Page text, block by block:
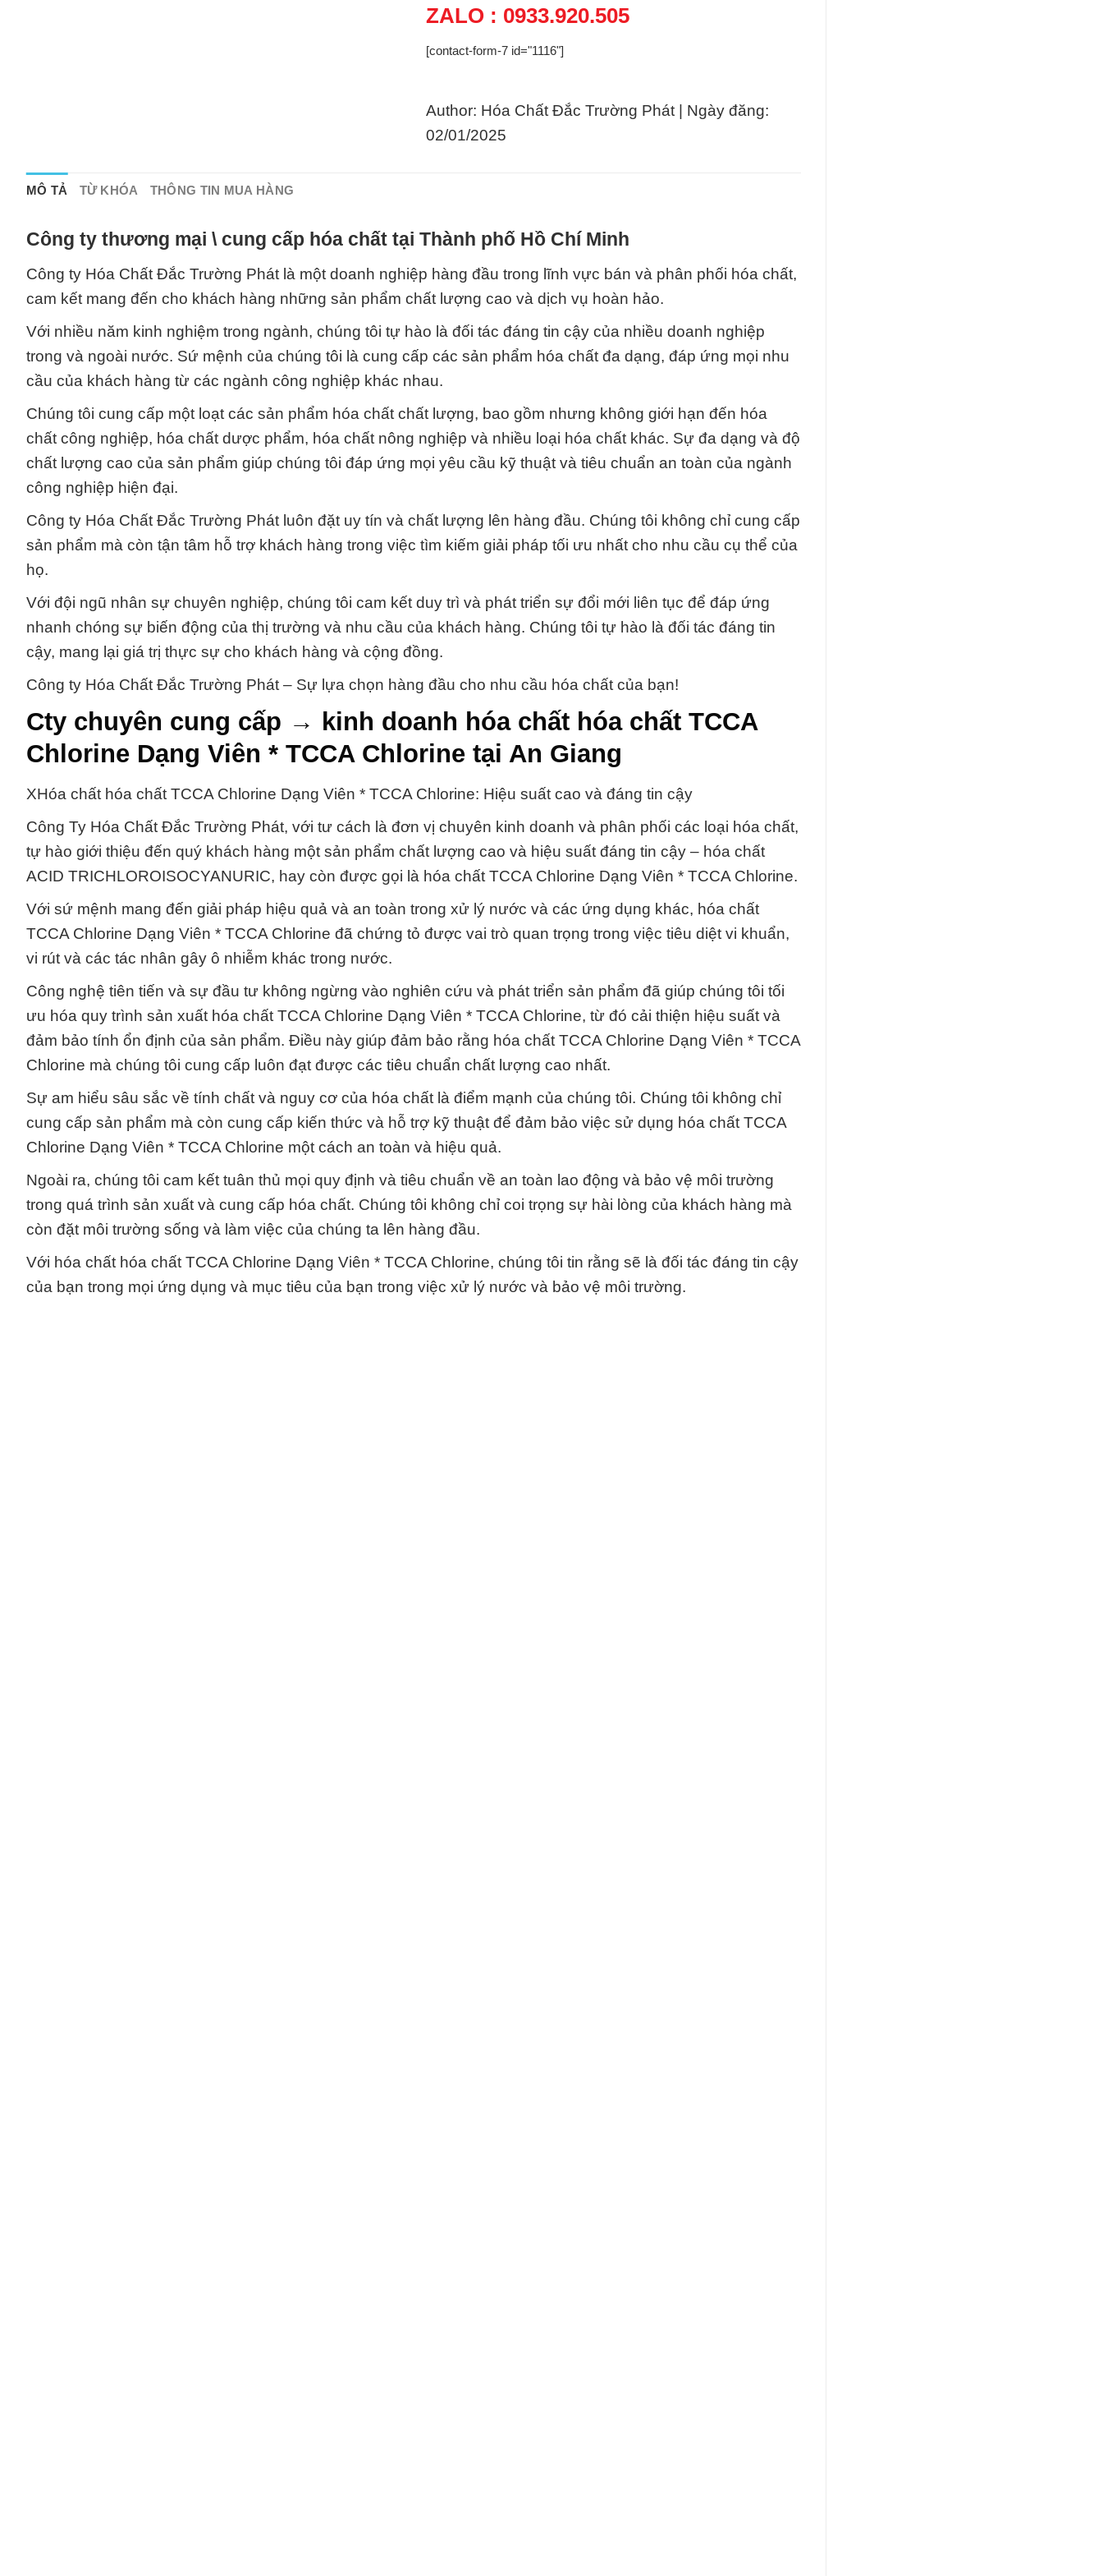
ZALO : 0933.920.505
[contact-form-7 id="1116"]
Author: Hóa Chất Đắc Trường Phát | Ngày đăng:
02/01/2025
MÔ TẢ TỪ KHÓA THÔNG TIN MUA HÀNG
Công ty thương mại \ cung cấp hóa chất tại Thành phố Hồ Chí Minh
Công ty Hóa Chất Đắc Trường Phát là một doanh nghiệp hàng đầu trong lĩnh vực bán và phân phối hóa chất,
cam kết mang đến cho khách hàng những sản phẩm chất lượng cao và dịch vụ hoàn hảo.
Với nhiều năm kinh nghiệm trong ngành, chúng tôi tự hào là đối tác đáng tin cậy của nhiều doanh nghiệp
trong và ngoài nước. Sứ mệnh của chúng tôi là cung cấp các sản phẩm hóa chất đa dạng, đáp ứng mọi nhu
cầu của khách hàng từ các ngành công nghiệp khác nhau.
Chúng tôi cung cấp một loạt các sản phẩm hóa chất chất lượng, bao gồm nhưng không giới hạn đến hóa
chất công nghiệp, hóa chất dược phẩm, hóa chất nông nghiệp và nhiều loại hóa chất khác. Sự đa dạng và độ
chất lượng cao của sản phẩm giúp chúng tôi đáp ứng mọi yêu cầu kỹ thuật và tiêu chuẩn an toàn của ngành
công nghiệp hiện đại.
Công ty Hóa Chất Đắc Trường Phát luôn đặt uy tín và chất lượng lên hàng đầu. Chúng tôi không chỉ cung cấp
sản phẩm mà còn tận tâm hỗ trợ khách hàng trong việc tìm kiếm giải pháp tối ưu nhất cho nhu cầu cụ thể của
họ.
Với đội ngũ nhân sự chuyên nghiệp, chúng tôi cam kết duy trì và phát triển sự đổi mới liên tục để đáp ứng
nhanh chóng sự biến động của thị trường và nhu cầu của khách hàng. Chúng tôi tự hào là đối tác đáng tin
cậy, mang lại giá trị thực sự cho khách hàng và cộng đồng.
Công ty Hóa Chất Đắc Trường Phát – Sự lựa chọn hàng đầu cho nhu cầu hóa chất của bạn!
Cty chuyên cung cấp → kinh doanh hóa chất hóa chất TCCA
Chlorine Dạng Viên * TCCA Chlorine tại An Giang
XHóa chất hóa chất TCCA Chlorine Dạng Viên * TCCA Chlorine: Hiệu suất cao và đáng tin cậy
Công Ty Hóa Chất Đắc Trường Phát, với tư cách là đơn vị chuyên kinh doanh và phân phối các loại hóa chất,
tự hào giới thiệu đến quý khách hàng một sản phẩm chất lượng cao và hiệu suất đáng tin cậy – hóa chất
ACID TRICHLOROISOCYANURIC, hay còn được gọi là hóa chất TCCA Chlorine Dạng Viên * TCCA Chlorine.
Với sứ mệnh mang đến giải pháp hiệu quả và an toàn trong xử lý nước và các ứng dụng khác, hóa chất
TCCA Chlorine Dạng Viên * TCCA Chlorine đã chứng tỏ được vai trò quan trọng trong việc tiêu diệt vi khuẩn,
vi rút và các tác nhân gây ô nhiễm khác trong nước.
Công nghệ tiên tiến và sự đầu tư không ngừng vào nghiên cứu và phát triển sản phẩm đã giúp chúng tôi tối
ưu hóa quy trình sản xuất hóa chất TCCA Chlorine Dạng Viên * TCCA Chlorine, từ đó cải thiện hiệu suất và
đảm bảo tính ổn định của sản phẩm. Điều này giúp đảm bảo rằng hóa chất TCCA Chlorine Dạng Viên * TCCA
Chlorine mà chúng tôi cung cấp luôn đạt được các tiêu chuẩn chất lượng cao nhất.
Sự am hiểu sâu sắc về tính chất và nguy cơ của hóa chất là điểm mạnh của chúng tôi. Chúng tôi không chỉ
cung cấp sản phẩm mà còn cung cấp kiến thức và hỗ trợ kỹ thuật để đảm bảo việc sử dụng hóa chất TCCA
Chlorine Dạng Viên * TCCA Chlorine một cách an toàn và hiệu quả.
Ngoài ra, chúng tôi cam kết tuân thủ mọi quy định và tiêu chuẩn về an toàn lao động và bảo vệ môi trường
trong quá trình sản xuất và cung cấp hóa chất. Chúng tôi không chỉ coi trọng sự hài lòng của khách hàng mà
còn đặt môi trường sống và làm việc của chúng ta lên hàng đầu.
Với hóa chất hóa chất TCCA Chlorine Dạng Viên * TCCA Chlorine, chúng tôi tin rằng sẽ là đối tác đáng tin cậy
của bạn trong mọi ứng dụng và mục tiêu của bạn trong việc xử lý nước và bảo vệ môi trường.